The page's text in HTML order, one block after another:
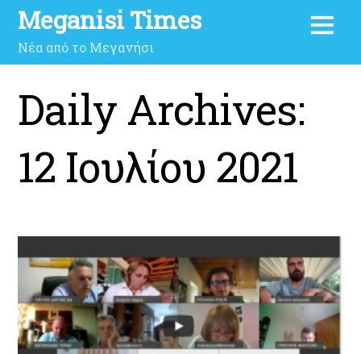
Meganisi Times
Νέα από το Μεγανήσι
Daily Archives:
12 Ιουλίου 2021